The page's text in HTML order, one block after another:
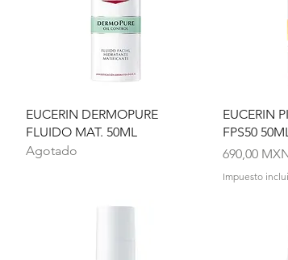
Vista rápida
EUCERIN DERMOPURE
FLUIDO MAT. 50ML
Agotado
EUCERIN
FPS50
Precio
690,00
Impuesto